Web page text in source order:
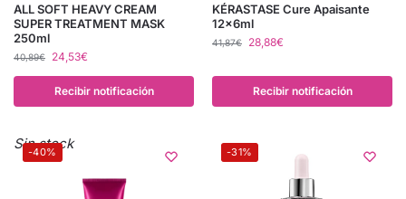
ALL SOFT HEAVY CREAM
SUPER TREATMENT MASK
250ml
40,89€ 24,53€
Recibir notificación
KÉRASTASE Cure Apaisante
12x6ml
41,87€ 28,88€
Recibir notificación
-40%
Sin stock -31%